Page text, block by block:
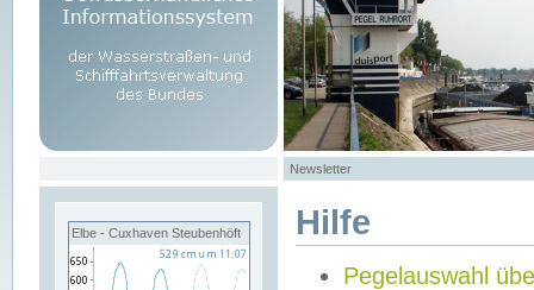
Newsletter
Elbe - Cuxhaven Steubenhöft Hilfe
Pegelauswahl